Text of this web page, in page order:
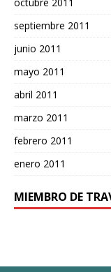
septiembre 2011
junio 2011
mayo 2011
abril 2011
marzo 2011
febrero 2011
enero 2011
MIEMBRO DE